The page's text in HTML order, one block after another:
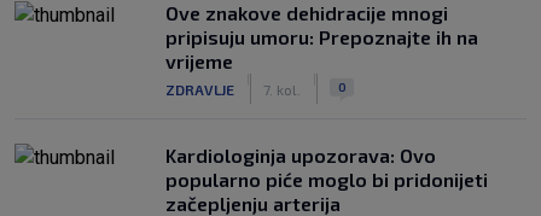
Ove znakove dehidracije mnogi
pripisuju umoru: Prepoznajte ih na
vrijeme
ZDRAVLJE 7. kol. 0
Kardiologinja upozorava: Ovo
popularno piće moglo bi pridonijeti
začepljenju arterija